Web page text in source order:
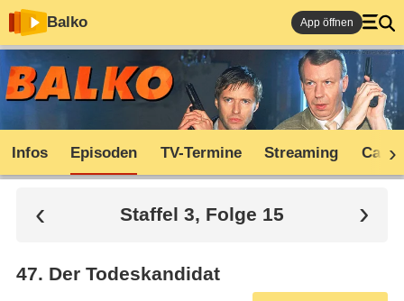
Balko App öffnen
Infos Episoden TV-Termine Streaming Cast
Staffel 3, Folge 15
47. Der Todeskandidat